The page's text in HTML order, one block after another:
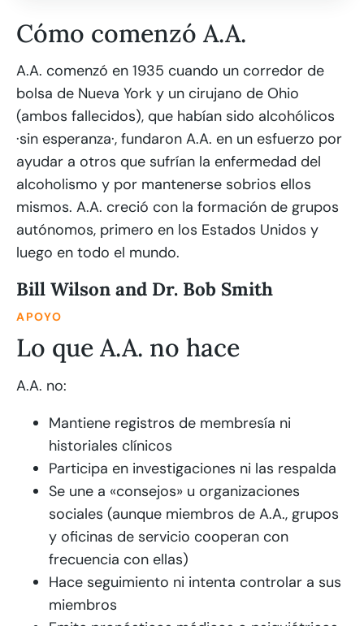
Cómo comenzó A.A.
A.A. comenzó en 1935 cuando un corredor de
bolsa de Nueva York y un cirujano de Ohio
(ambos fallecidos), que habían sido alcohólicos
·sin esperanza·, fundaron A.A. en un esfuerzo por
ayudar a otros que sufrían la enfermedad del
alcoholismo y por mantenerse sobrios ellos
mismos. A.A. creció con la formación de grupos
autónomos, primero en los Estados Unidos y
luego en todo el mundo.
Bill Wilson and Dr. Bob Smith
APOYO
Lo que A.A. no hace
A.A. no:
Mantiene registros de membresía ni
historiales clínicos
Participa en investigaciones ni las respalda
Se une a «consejos» u organizaciones
sociales (aunque miembros de A.A., grupos
y oficinas de servicio cooperan con
frecuencia con ellas)
Hace seguimiento ni intenta controlar a sus
miembros